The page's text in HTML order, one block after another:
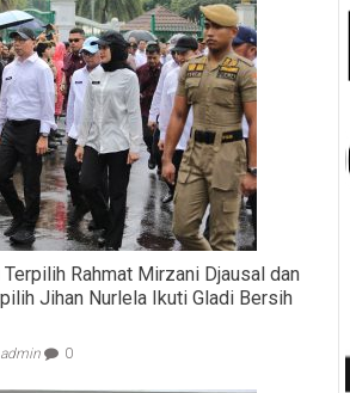
Rahmat Mirzani Djausal dan
Jihan Nurlela Ikuti Gladi Bersih
admin 0